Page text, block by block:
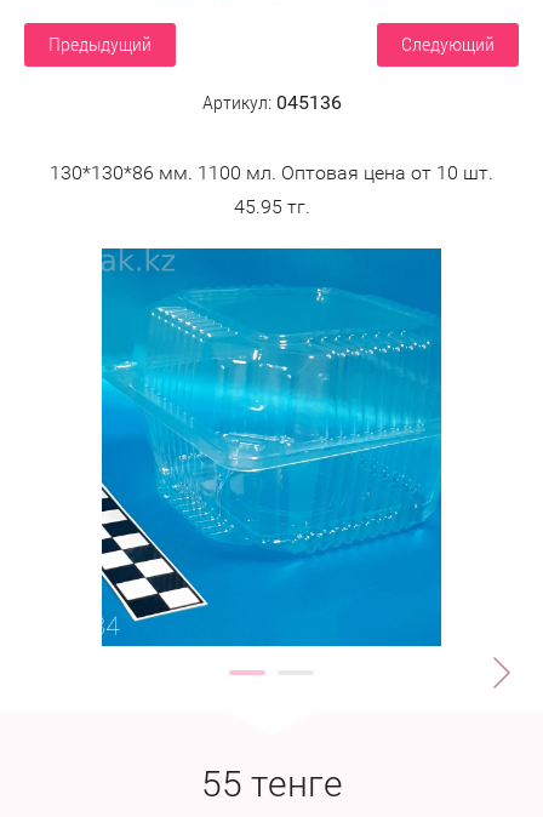
Предыдущий Следующий
Артикул:045136
130*130*86 мм. 1100 мл. Оптовая цена от 10 шт.
45.95 тг.
55 тенге